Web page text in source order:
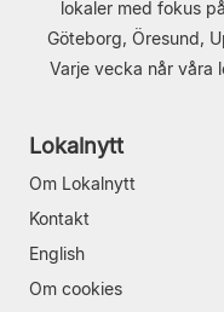
lokaler med fokus
Göteborg, Öresund,
Varje vecka når våra
Lokalnytt
Om Lokalnytt
Kontakt
English
Om cookies